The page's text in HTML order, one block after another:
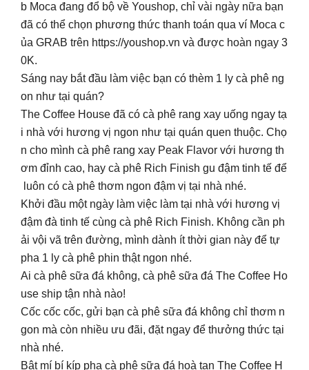
b Moca đang đổ bộ về Youshop, chỉ vài ngày nữa bạn
đã có thể chọn phương thức thanh toán qua ví Moca c
ủa GRAB trên https://youshop.vn và được hoàn ngay 3
0K.
Sáng nay bắt đầu làm việc bạn có thèm 1 ly cà phê ng
on như tại quán?
The Coffee House đã có cà phê rang xay uống ngay tạ
i nhà với hương vị ngon như tại quán quen thuộc. Chọ
n cho mình cà phê rang xay Peak Flavor với hương th
ơm đỉnh cao, hay cà phê Rich Finish gu đậm tinh tế để
luôn có cà phê thơm ngon đậm vị tại nhà nhé.
Khởi đầu một ngày làm việc làm tại nhà với hương vị
đậm đà tinh tế cùng cà phê Rich Finish. Không cần ph
ải vội vã trên đường, mình dành ít thời gian này để tự
pha 1 ly cà phê phin thật ngon nhé.
Ai cà phê sữa đá không, cà phê sữa đá The Coffee Ho
use ship tận nhà nào!
Cốc cốc cốc, gửi bạn cà phê sữa đá không chỉ thơm n
gon mà còn nhiều ưu đãi, đặt ngay để thưởng thức tại
nhà nhé.
Bật mí bí kíp pha cà phê sữa đá hoà tan The Coffee H